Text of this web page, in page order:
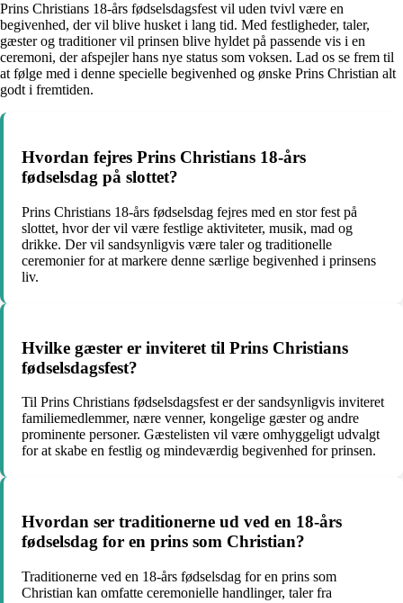
Prins Christians 18-års fødselsdagsfest vil uden tvivl være en
begivenhed, der vil blive husket i lang tid. Med festligheder, taler,
gæster og traditioner vil prinsen blive hyldet på passende vis i en
ceremoni, der afspejler hans nye status som voksen. Lad os se frem til
at følge med i denne specielle begivenhed og ønske Prins Christian alt
godt i fremtiden.
Hvordan fejres Prins Christians 18-års
fødselsdag på slottet?
Prins Christians 18-års fødselsdag fejres med en stor fest på
slottet, hvor der vil være festlige aktiviteter, musik, mad og
drikke. Der vil sandsynligvis være taler og traditionelle
ceremonier for at markere denne særlige begivenhed i prinsens
liv.
Hvilke gæster er inviteret til Prins Christians
fødselsdagsfest?
Til Prins Christians fødselsdagsfest er der sandsynligvis inviteret
familiemedlemmer, nære venner, kongelige gæster og andre
prominente personer. Gæstelisten vil være omhyggeligt udvalgt
for at skabe en festlig og mindeværdig begivenhed for prinsen.
Hvordan ser traditionerne ud ved en 18-års
fødselsdag for en prins som Christian?
Traditionerne ved en 18-års fødselsdag for en prins som
Christian kan omfatte ceremonielle handlinger, taler fra